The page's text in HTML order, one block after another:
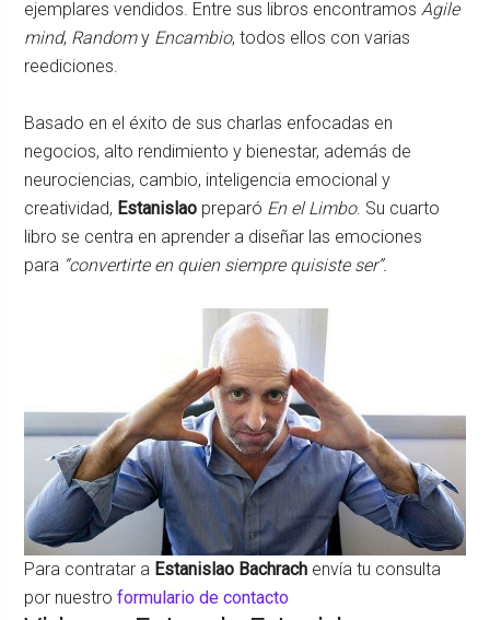
ejemplares vendidos. Entre sus libros encontramos Agile
mind, Randomy Encambio, todos ellos con varias
reediciones.
Basado en el éxito de sus charlas enfocadas en
negocios, alto rendimiento y bienestar, además de
neurociencias, cambio, inteligencia emocional y
creatividad, Estanislao preparó En el Limbo. Su cuarto
libro se centra en aprender a diseñar las emociones
para “convertirte en quien siempre quisiste ser”.
Para contratar a Estanislao Bachrach envía tu consulta
por nuestroformulario de contacto